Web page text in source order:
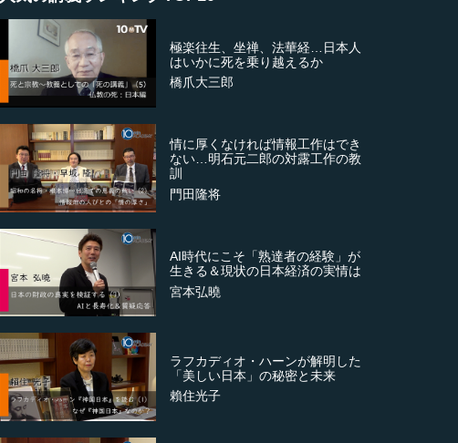
極楽往生、坐禅、法華経…日本人
はいかに死を乗り越えるか
橋爪大三郎
情に厚くなければ情報工作はでき
ない…明石元二郎の対露工作の教
訓
門田隆将
AI時代にこそ「熟達者の経験」が
生きる＆現状の日本経済の実情は
宮本弘曉
ラフカディオ・ハーンが解明した
「美しい日本」の秘密と未来
賴住光子